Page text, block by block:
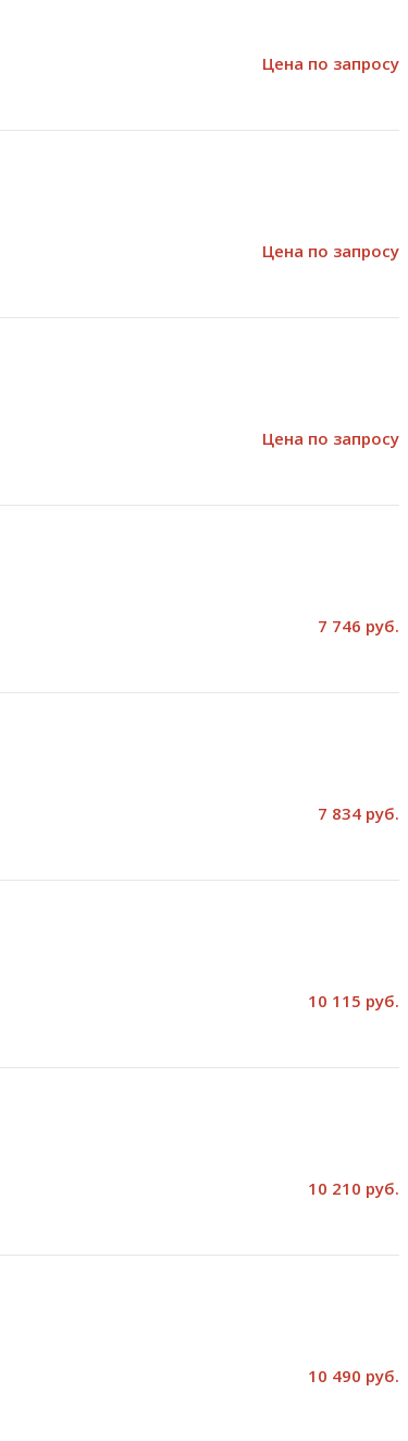
Цена по запросу
Цена по запросу
Цена по запросу
7 746 руб.
7 834 руб.
10 115 руб.
10 210 руб.
10 490 руб.